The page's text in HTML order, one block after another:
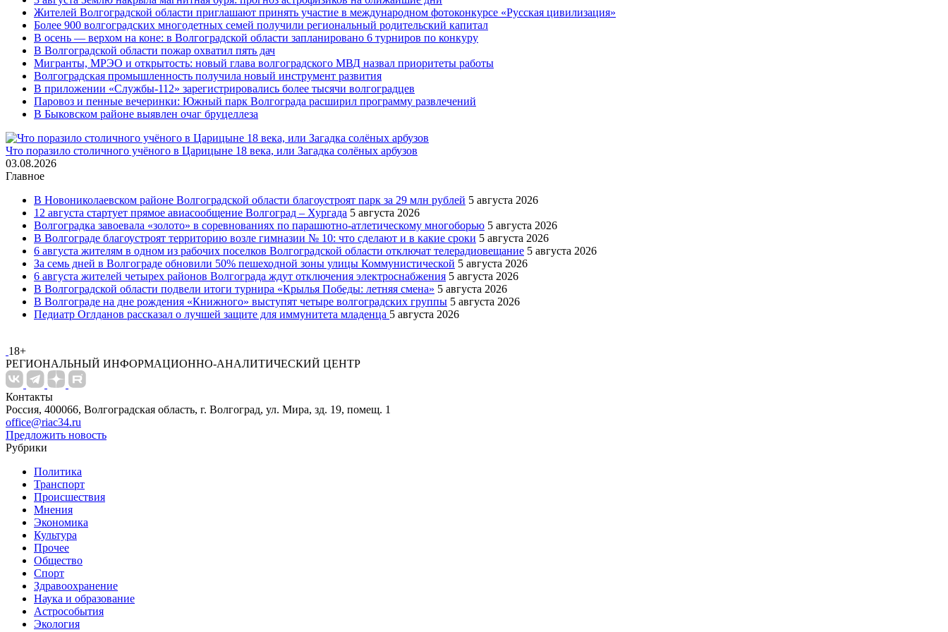
Жителей Волгоградской области приглашают принять участие в международном фотоконкурсе «Русская цивилизация»
Более 900 волгоградских многодетных семей получили региональный родительский капитал
В осень — верхом на коне: в Волгоградской области запланировано 6 турниров по конкуру
В Волгоградской области пожар охватил пять дач
Мигранты, МРЭО и открытость: новый глава волгоградского МВД назвал приоритеты работы
Волгоградская промышленность получила новый инструмент развития
В приложении «Службы-112» зарегистрировались более тысячи волгоградцев
Паровоз и пенные вечеринки: Южный парк Волгограда расширил программу развлечений
В Быковском районе выявлен очаг бруцеллеза
Что поразило столичного учёного в Царицыне 18 века, или Загадка солёных арбузов
03.08.2026
Главное
В Новониколаевском районе Волгоградской области благоустроят парк за 29 млн рублей 5 августа 2026
12 августа стартует прямое авиасообщение Волгоград – Хургада 5 августа 2026
Волгоградка завоевала «золото» в соревнованиях по парашютно-атлетическому многоборью 5 августа 2026
В Волгограде благоустроят территорию возле гимназии № 10: что сделают и в какие сроки 5 августа 2026
6 августа жителям в одном из рабочих поселков Волгоградской области отключат телерадиовещание 5 августа 2026
За семь дней в Волгограде обновили 50% пешеходной зоны улицы Коммунистической 5 августа 2026
6 августа жителей четырех районов Волгограда ждут отключения электроснабжения 5 августа 2026
В Волгоградской области подвели итоги турнира «Крылья Победы: летняя смена» 5 августа 2026
В Волгограде на дне рождения «Книжного» выступят четыре волгоградских группы 5 августа 2026
Педиатр Оглданов рассказал о лучшей защите для иммунитета младенца 5 августа 2026
18+
РЕГИОНАЛЬНЫЙ ИНФОРМАЦИОННО-АНАЛИТИЧЕСКИЙ ЦЕНТР
Контакты
Россия, 400066, Волгоградская область, г. Волгоград, ул. Мира, зд. 19, помещ. 1
office@riac34.ru
Предложить новость
Рубрики
Политика
Транспорт
Происшествия
Мнения
Экономика
Культура
Прочее
Общество
Спорт
Здравоохранение
Наука и образование
Астрособытия
Экология